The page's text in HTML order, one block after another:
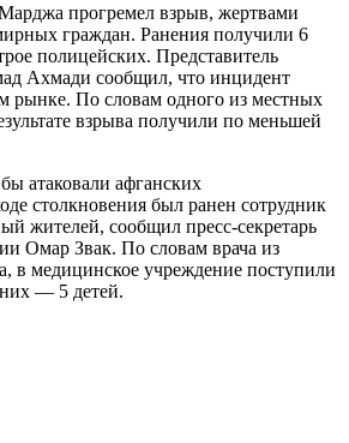
прогремел взрыв, жертвами
граждан. Ранения получили 6
полицейских. Представитель
Ахмади сообщил, что инцидент
рынке. По словам одного из местных
взрыва получили по меньшей
атаковали афганских
столкновения был ранен сотрудник
жителей, сообщил пресс-секретарь
Омар Звак. По словам врача из
в медицинское учреждение поступили
— 5 детей.